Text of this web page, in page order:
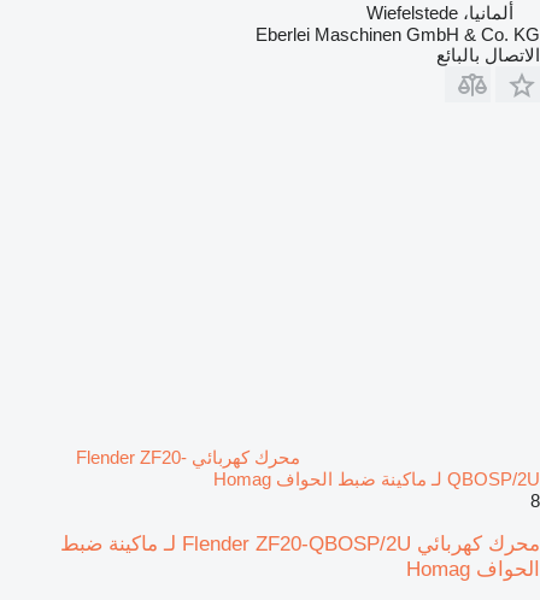
ألمانيا، Wiefelstede
Eberlei Maschinen GmbH & Co. KG
الاتصال بالبائع
محرك كهربائي Flender ZF20-
QBOSP/2U لـ ماكينة ضبط الحواف Homag
8
محرك كهربائي Flender ZF20-QBOSP/2U لـ ماكينة ضبط
الحواف Homag